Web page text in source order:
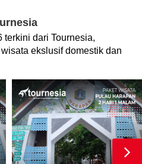
terkini dari Tournesia,
ekslusif domestik dan